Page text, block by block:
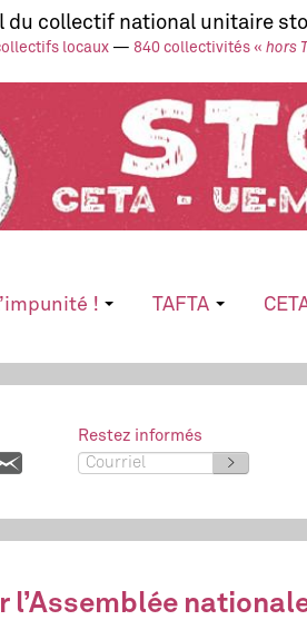
du collectif national unitaire
locaux— 840 collectivités « hors
! TAFTA
Restez informés
>
l’Assemblée